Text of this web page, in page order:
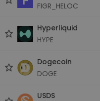
FIGR_HELOC
Hyperliquid
HYPE
Dogecoin
DOGE
USDS